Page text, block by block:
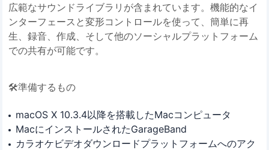
広範なサウンドライブラリが含まれています。機能的なイ
ンターフェースと変形コントロールを使って、簡単に再
生、録音、作成、そして他のソーシャルプラットフォーム
での共有が可能です。
🛠️準備するもの
macOS X 10.3.4以降を搭載したMacコンピュータ
MacにインストールされたGarageBand
カラオケビデオダウンロードプラットフォームへのアク